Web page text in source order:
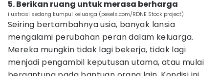
5. Berikan ruang untuk merasa berharga
ilustrasi sedang kumpul keluarga (pexels.com/RDNE Stock project)
Seiring bertambahnya usia, banyak lansia
mengalami perubahan peran dalam keluarga.
Mereka mungkin tidak lagi bekerja, tidak lagi
menjadi pengambil keputusan utama, atau mulai